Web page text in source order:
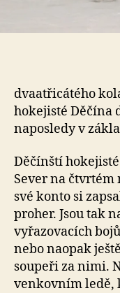
dvaatřicátého
hokejisté Děčína
naposledy v
Děčínští
Sever na čtvrtém
své konto si
proher. Jsou tak
vyřazovacích
nebo naopak
soupeři za nimi.
venkovním ledě,